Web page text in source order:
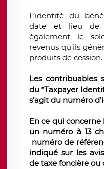
L’identité du
date et lieu de
également le
revenus qu’ils
produits de cession.
Les contribuables
du *Taxpayer
s’agit du numéro
En ce qui concerne
un numéro à 13
numéro de
indiqué sur les
de taxe foncière ou